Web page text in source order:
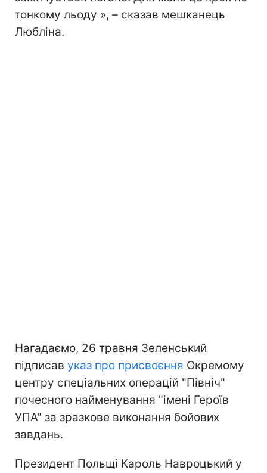
тонкому льоду », – сказав мешканець
Любліна.
Нагадаємо, 26 травня Зеленський
підписав указ про присвоєння Окремому
центру спеціальних операцій "Північ"
почесного найменування "імені Героїв
УПА" за зразкове виконання бойових
завдань.
Президент Польщі Кароль Навроцький у